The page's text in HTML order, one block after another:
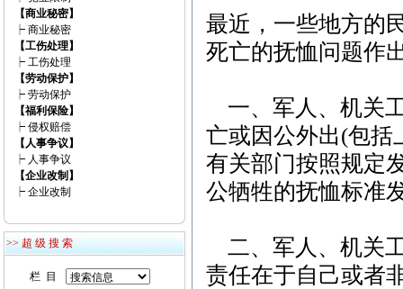
【商业秘密】
┝ 商业秘密
【工伤处理】
┝ 工伤处理
【劳动保护】
┝ 劳动保护
【福利保险】
┝ 侵权赔偿
【人事争议】
┝ 人事争议
【企业改制】
┝ 企业改制
>> 超 级 搜 索
栏 目
最近，一些地方的
死亡的抚恤问题作
一、军人、机关
亡或因公外出(包括
有关部门按照规定
公牺牲的抚恤标准
二、军人、机关
责任在于自己或者